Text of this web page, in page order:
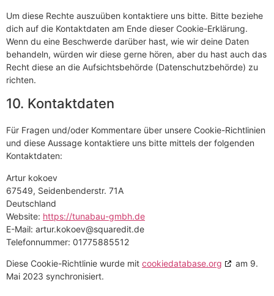
Um diese Rechte auszuüben kontaktiere uns bitte. Bitte beziehe
dich auf die Kontaktdaten am Ende dieser Cookie-Erklärung.
Wenn du eine Beschwerde darüber hast, wie wir deine Daten
behandeln, würden wir diese gerne hören, aber du hast auch das
Recht diese an die Aufsichtsbehörde (Datenschutzbehörde) zu
richten.
10. Kontaktdaten
Für Fragen und/oder Kommentare über unsere Cookie-Richtlinien
und diese Aussage kontaktiere uns bitte mittels der folgenden
Kontaktdaten:
Artur kokoev
67549, Seidenbenderstr. 71A
Deutschland
Website: https://tunabau-gmbh.de
E-Mail: artur.kokoev@squaredit.de
Telefonnummer: 01775885512
Diese Cookie-Richtlinie wurde mit cookiedatabase.org
am 9.
Mai 2023 synchronisiert.